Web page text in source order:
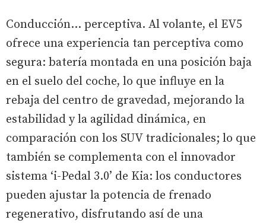
Conducción… perceptiva. Al volante, el EV5
ofrece una experiencia tan perceptiva como
segura: batería montada en una posición baja
en el suelo del coche, lo que influye en la
rebaja del centro de gravedad, mejorando la
estabilidad y la agilidad dinámica, en
comparación con los SUV tradicionales; lo que
también se complementa con el innovador
sistema ‘i-Pedal 3.0’ de Kia: los conductores
pueden ajustar la potencia de frenado
regenerativo, disfrutando así de una